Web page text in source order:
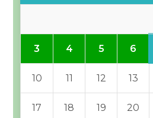
3 4 5 6
10 11 12 13
17 18 19 20